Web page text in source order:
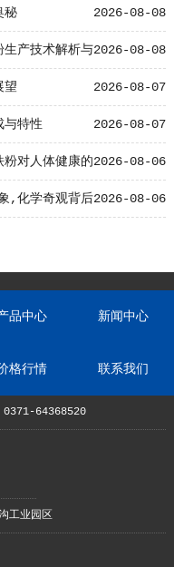
2026-08-08
秘
2026-08-08
产技术解析与
2026-08-07
望
2026-08-07
与特性
2026-08-06
对人体健康的
2026-08-06
,化学奇观背后
品中心 新闻中心
格行情 联系我们
0371-64368520
工业园区